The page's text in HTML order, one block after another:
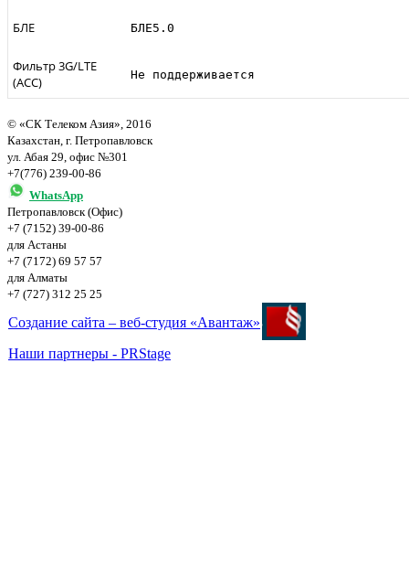
БЛЕ БЛЕ5.0
Фильтр 3G/LTE
(ACC)
Не поддерживается
© «СК Телеком Азия», 2016
Казахстан, г. Петропавловск
ул. Абая 29, офис №301
+7(776) 239-00-86
WhatsApp
Петропавловск (Офис)
+7 (7152) 39-00-86
для Астаны
+7 (7172) 69 57 57
для Алматы
+7 (727) 312 25 25
Создание сайта – веб-студия «Авантаж»
Наши партнеры - PRStage